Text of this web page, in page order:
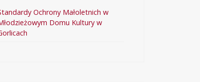
Ochrony Małoletnich w
Domu Kultury w